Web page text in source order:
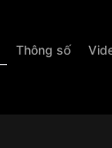
Thông số